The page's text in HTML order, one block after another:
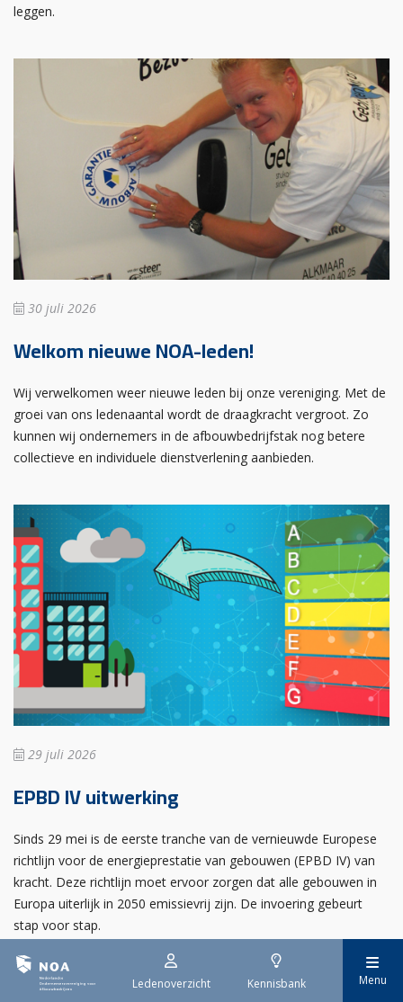
Ledenoverzicht Kennisbank Menu
leggen.
30 juli 2026
Welkom nieuwe NOA-leden!
Wij verwelkomen weer nieuwe leden bij onze vereniging. Met de
groei van ons ledenaantal wordt de draagkracht vergroot. Zo
kunnen wij ondernemers in de afbouwbedrijfstak nog betere
collectieve en individuele dienstverlening aanbieden.
29 juli 2026
EPBD IV uitwerking
Sinds 29 mei is de eerste tranche van de vernieuwde Europese
richtlijn voor de energieprestatie van gebouwen (EPBD IV) van
kracht. Deze richtlijn moet ervoor zorgen dat alle gebouwen in
Europa uiterlijk in 2050 emissievrij zijn. De invoering gebeurt
stap voor stap.